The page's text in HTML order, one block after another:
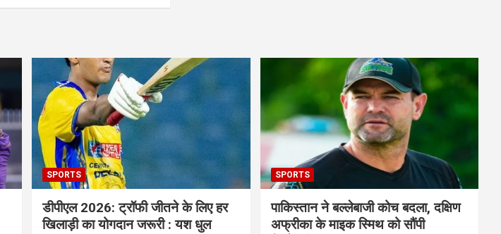
SPORTS
डीपीएल 2026: ट्रॉफी जीतने के लिए हर
खिलाड़ी का योगदान जरूरी : यश धुल
SPORTS
पाकिस्तान ने बल्लेबाजी कोच बदला, दक्षिण
अफ्रीका के माइक स्मिथ को सौंपी